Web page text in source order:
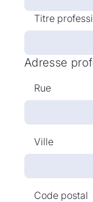
Titre
Adresse
Rue
Ville
Code postal